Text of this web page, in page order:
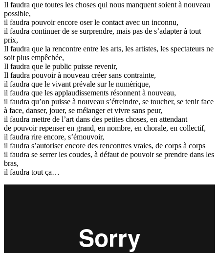
Il faudra que toutes les choses qui nous manquent soient à nouveau
possible,
il faudra pouvoir encore oser le contact avec un inconnu,
il faudra continuer de se surprendre, mais pas de s’adapter à tout
prix,
Il faudra que la rencontre entre les arts, les artistes, les spectateurs ne
soit plus empêchée,
Il faudra que le public puisse revenir,
Il faudra pouvoir à nouveau créer sans contrainte,
il faudra que le vivant prévale sur le numérique,
il faudra que les applaudissements résonnent à nouveau,
il faudra qu’on puisse à nouveau s’étreindre, se toucher, se tenir face
à face, danser, jouer, se mélanger et vivre sans peur,
il faudra mettre de l’art dans des petites choses, en attendant
de pouvoir repenser en grand, en nombre, en chorale, en collectif,
il faudra rire encore, s’émouvoir,
il faudra s’autoriser encore des rencontres vraies, de corps à corps
il faudra se serrer les coudes, à défaut de pouvoir se prendre dans les
bras,
il faudra tout ça…